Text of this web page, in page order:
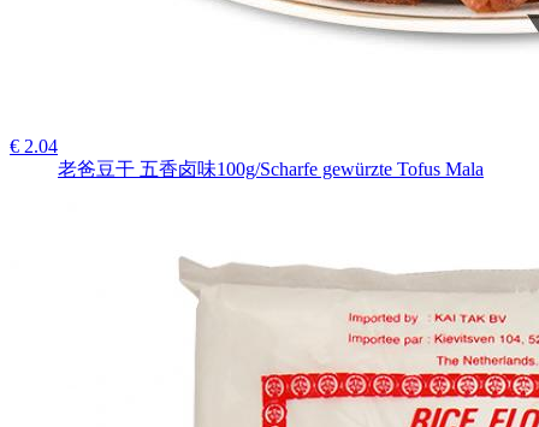
€ 2.04
老爸豆干 五香卤味100g/Scharfe gewürzte Tofus Mala